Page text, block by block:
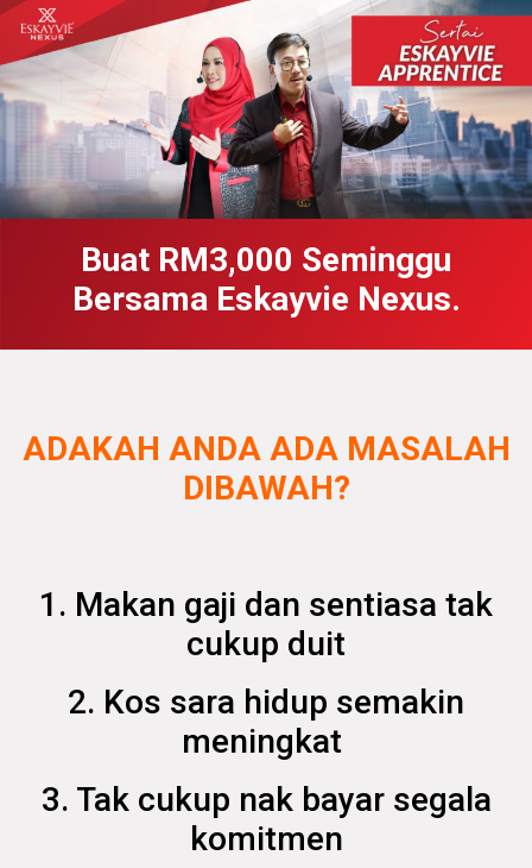
Buat RM3,000 Seminggu
Bersama Eskayvie Nexus.
ADAKAH ANDA ADA MASALAH
DIBAWAH?
1. Makan gaji dan sentiasa tak
cukup duit
2. Kos sara hidup semakin
meningkat
3. Tak cukup nak bayar segala
komitmen